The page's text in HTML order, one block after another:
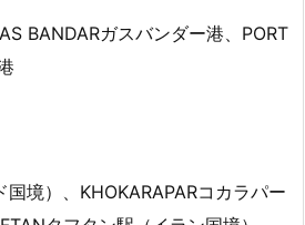
BANDARガスバンダー港、PORT
境）、KHOKARAPARコカラパー